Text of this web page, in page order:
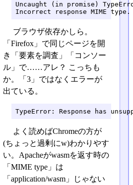
Uncaught (in promise)
Incorrect response MIME
ブラウザ依存かしら。
「Firefox」で同じページを開
き「要素を調査」「コンソー
ル」で……アレ？ こっちも
か。「3」ではなくエラーが
出ている。
TypeError: Response has
よく読めばChromeの方が
(ちょっと過剰にw)わかりやす
い。Apacheがwasmを返す時の
「MIME type」は
「application/wasm」じゃない